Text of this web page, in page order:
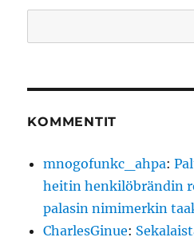
KOMMENTIT
mnogofunkc_ahpa:
heitin henkilöbrändin
palasin nimimerkin
CharlesGinue: